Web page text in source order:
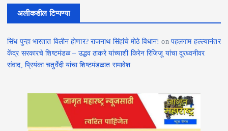
अलीकडील टिप्पण्या
सिंध पुन्हा भारतात विलीन होणार? राजनाथ सिंहांचे मोठे विधान! on पहलगाम हल्ल्यानंतर
केंद्र सरकारचे शिष्टमंडळ – उद्धव ठाकरे यांच्याशी किरेन रिजिजू यांचा दूरध्वनीवर
संवाद, प्रियंका चतुर्वेदी यांचा शिष्टमंडळात समावेश